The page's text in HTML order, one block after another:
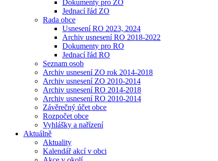
Dokumenty pro ZO
Jednací řád ZO
Rada obce
Usnesení RO 2023, 2024
Archiv usnesení RO 2018-2022
Dokumenty pro RO
Jednací řád RO
Seznam osob
Archiv usnesení ZO rok 2014-2018
Archiv usnesení ZO 2010-2014
Archiv usnesení RO 2014-2018
Archiv usnesení RO 2010-2014
Závěrečný účet obce
Rozpočet obce
Vyhlášky a nařízení
Aktuálně
Aktuality
Kalendář akcí v obci